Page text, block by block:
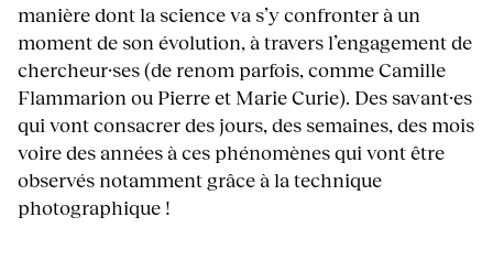
manière dont la science va s’y confronter à un
moment de son évolution, à travers l’engagement de
chercheur·ses (de renom parfois, comme Camille
Flammarion ou Pierre et Marie Curie). Des savant·es
qui vont consacrer des jours, des semaines, des mois
voire des années à ces phénomènes qui vont être
observés notamment grâce à la technique
photographique !